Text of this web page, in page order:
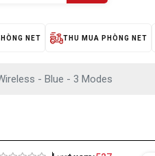
NET THU MUA PHÒNG NET
- Blue - 3 Modes